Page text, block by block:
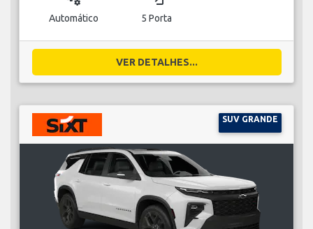
Automático 5 Porta
VER DETALHES...
SUV GRANDE